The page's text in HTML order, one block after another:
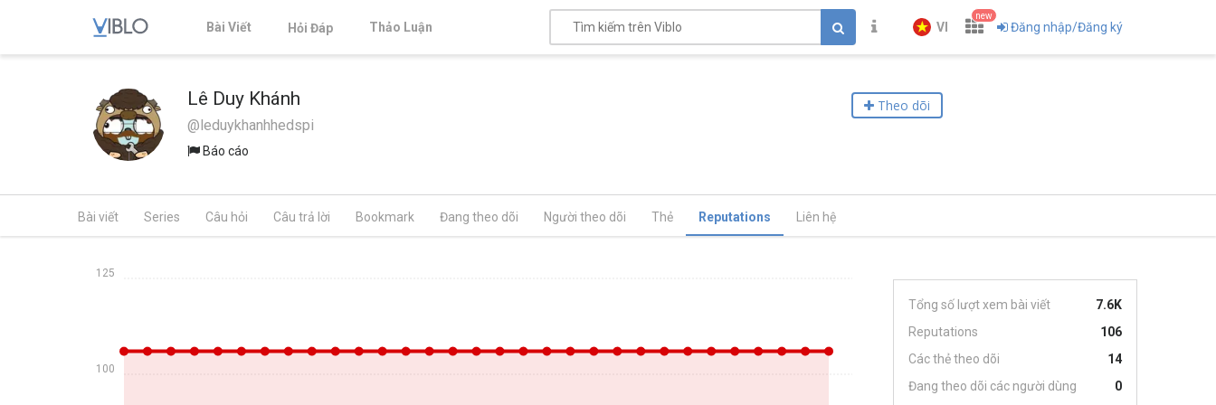
Bài Viết Hỏi Đáp Thảo Luận VI
new
Đăng nhập/Đăng ký
Lê Duy Khánh
@leduykhanhhedspi
Báo cáo
Theo dõi
Bài viết Series Câu hỏi Câu trả lời Bookmark Đang theo dõi Người theo dõi Thẻ Reputations Liên hệ
100
125
Tổng số lượt xem bài viết
7.6K
Reputations
106
Các thẻ theo dõi
14
Đang theo dõi các người dùng
0